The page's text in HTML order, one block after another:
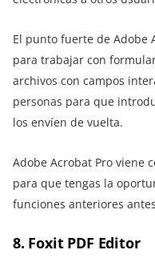
El punto fuerte de Adobe
para trabajar con
archivos con campos
personas para que
los envíen de vuelta.
Adobe Acrobat Pro viene
para que tengas la
funciones anteriores
8. Foxit PDF Editor